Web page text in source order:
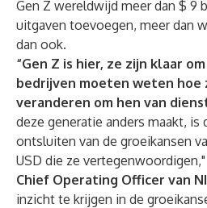
Gen Z wereldwijd meer dan $ 9
uitgaven toevoegen, meer dan
dan ook.
“Gen Z is hier, ze zijn klaar
bedrijven moeten weten hoe
veranderen om hen van
deze generatie anders maakt,
ontsluiten van de groeikansen
USD die ze
Chief Operating Officer van
inzicht te krijgen in de